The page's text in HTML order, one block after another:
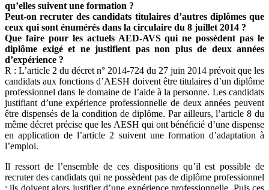
qu’elles suivent une formation ?
Peut-on recruter des candidats titulaires d’autres diplômes que
ceux qui sont énumérés dans la circulaire du 8 juillet 2014 ?
Que faire pour les actuels AED-AVS qui ne possèdent pas le
diplôme exigé et ne justifient pas non plus de deux années
d’expérience ?
R : L’article 2 du décret n° 2014-724 du 27 juin 2014 prévoit que les
candidats aux fonctions d’AESH doivent être titulaires d’un diplôme
professionnel dans le domaine de l’aide à la personne. Les candidats
justifiant d’une expérience professionnelle de deux années peuvent
être dispensés de la condition de diplôme. Par ailleurs, l’article 8 du
même décret précise que les AESH qui ont bénéficié d’une dispense
en application de l’article 2 suivent une formation d’adaptation à
l’emploi.
Il ressort de l’ensemble de ces dispositions qu’il est possible de
recruter des candidats qui ne possèdent pas de diplôme professionnel